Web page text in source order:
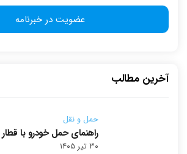
آخرین مطالب
حمل و نقل
راهنمای حمل خودرو با قطار ۱۴۰۵
۳۰ تیر ۱۴۰۵